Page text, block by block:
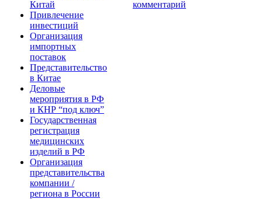
Китай
Привлечение
инвестиций
Организация
импортных
поставок
Представительство
в Китае
Деловые
мероприятия в РФ
и КНР “под ключ”
Государственная
регистрация
медицинских
изделий в РФ
Организация
представительства
компании /
региона в России
комментарий